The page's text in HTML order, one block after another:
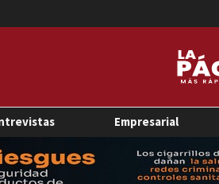
Empresarial